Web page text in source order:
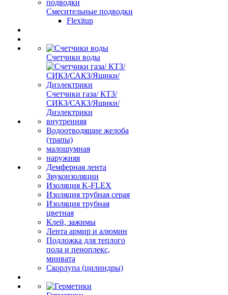
Смесительные подводки
Flexitup
Счетчики воды
Счетчики газа/ КТЗ/
СИКЗ/САКЗ/Ящики/
Диэлектрики
внутренняя
Водоотводящие желоба
(трапы)
малошумная
наружняя
Демферная лента
Звукоизоляции
Изоляция K-FLEX
Изоляция трубная серая
Изоляция трубная
цветная
Клей, зажимы
Лента армир и алюмин
Подложка для теплого
пола и пеноплекс,
минвата
Скорлупа (цилиндры)